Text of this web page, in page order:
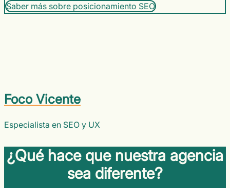
Saber más sobre posicionamiento SEO
Foco Vicente
Especialista en SEO y UX
¿Qué hace que nuestra agencia
sea diferente?